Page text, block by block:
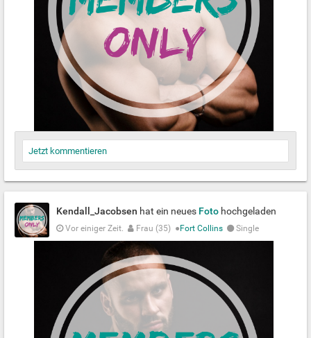
Jetzt kommentieren
Kendall_Jacobsen hat ein neues Foto hochgeladen
Vor einiger Zeit. Frau (35) ● Fort Collins Single